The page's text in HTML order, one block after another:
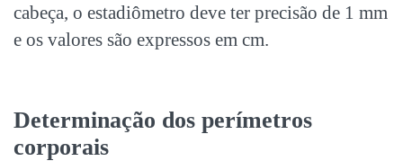
cabeça, o estadiômetro deve ter precisão de 1 mm
e os valores são expressos em cm.
Determinação dos perímetros
corporais